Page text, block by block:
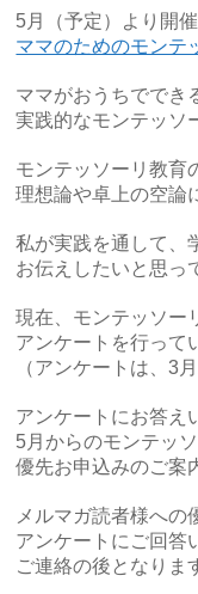
5月（予定）より開
ママのためのモンテ
ママがおうちででき
実践的なモンテッソ
モンテッソーリ教育
理想論や卓上の空論
私が実践を通して、
お伝えしたいと思っ
現在、モンテッソー
アンケートを行って
（アンケートは、3
アンケートにお答え
5月からのモンテッ
優先お申込みのご案
メルマガ読者様への
アンケートにご回答
ご連絡の後となりま